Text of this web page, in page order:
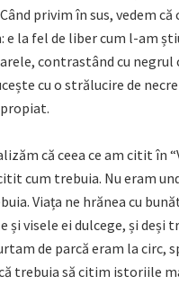
privim în sus, vedem că
e la fel de liber cum l-am
contrastând cu negrul
cu o strălucire de
că ceea ce am citit în
cum trebuia. Nu eram
Viața ne hrănea cu
și visele ei dulcege, și deși
de parcă eram la circ,
trebuia să citim istoriile